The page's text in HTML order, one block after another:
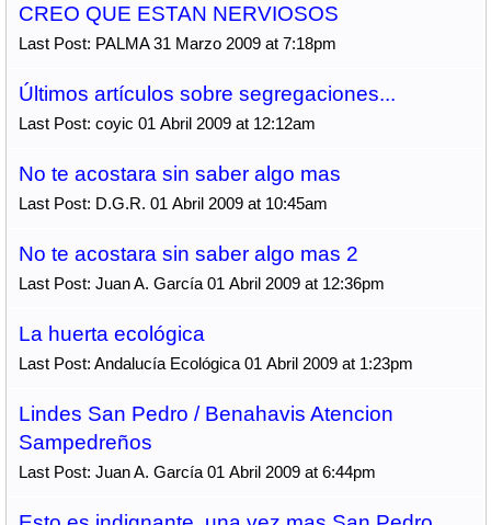
CREO QUE ESTAN NERVIOSOS
Last Post: PALMA 31 Marzo 2009 at 7:18pm
Últimos artículos sobre segregaciones...
Last Post: coyic 01 Abril 2009 at 12:12am
No te acostara sin saber algo mas
Last Post: D.G.R. 01 Abril 2009 at 10:45am
No te acostara sin saber algo mas 2
Last Post: Juan A. García 01 Abril 2009 at 12:36pm
La huerta ecológica
Last Post: Andalucía Ecológica 01 Abril 2009 at 1:23pm
Lindes San Pedro / Benahavis Atencion
Sampedreños
Last Post: Juan A. García 01 Abril 2009 at 6:44pm